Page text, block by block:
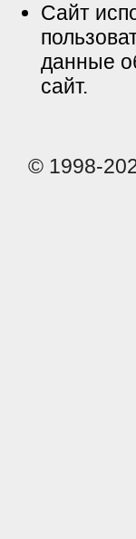
Сайт
данные
сайт.
© 1998-